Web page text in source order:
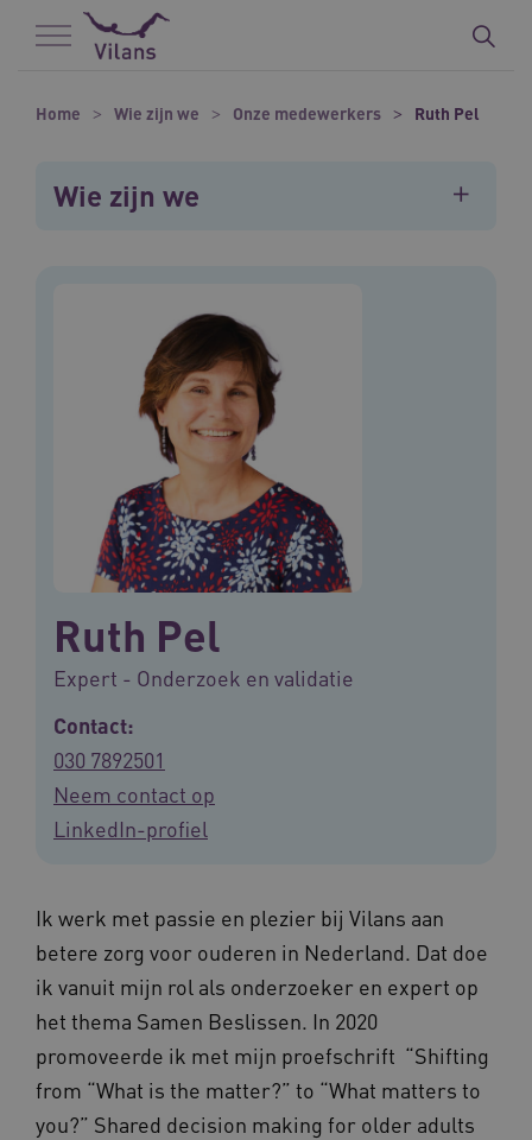
Naar hoofdinhoud
Naar footer
Home Wie zijn we Onze medewerkers Ruth Pel
Wie zijn we
Ruth Pel
Expert - Onderzoek en validatie
Contact:
030 7892501
Neem contact op
LinkedIn-profiel
Ik werk met passie en plezier bij Vilans aan
betere zorg voor ouderen in Nederland. Dat doe
ik vanuit mijn rol als onderzoeker en expert op
het thema Samen Beslissen. In 2020
promoveerde ik met mijn proefschrift “Shifting
from “What is the matter?” to “What matters to
you?” Shared decision making for older adults